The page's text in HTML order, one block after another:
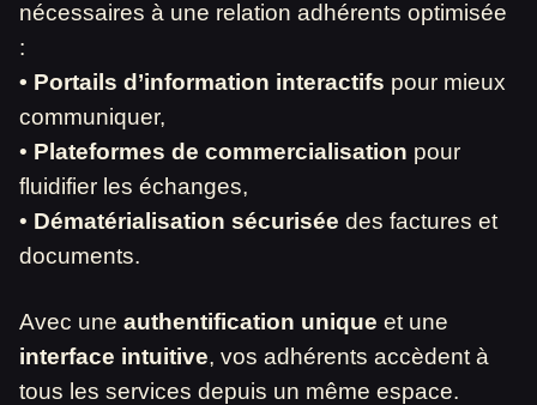
nécessaires à une relation adhérents optimisée
:
• Portails d’information interactifs pour mieux
communiquer,
• Plateformes de commercialisation pour
fluidifier les échanges,
• Dématérialisation sécurisée des factures et
documents.
Avec une authentification unique et une
interface intuitive, vos adhérents accèdent à
tous les services depuis un même espace.